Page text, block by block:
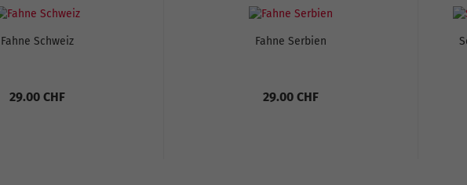
Fahne Schweiz
29.00 CHF
Fahne Serbien
29.00 CHF